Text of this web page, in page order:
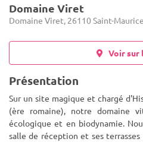
Domaine Viret
Domaine Viret, 26110 Saint-
Voir sur
Présentation
Sur un site magique et chargé
(ère romaine), notre domaine
écologique et en biodynamie.
salle de réception et ses terrasses